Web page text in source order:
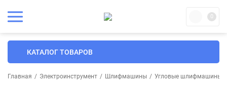
0
КАТАЛОГ ТОВАРОВ
Главная / Электроинструмент / Шлифмашины / Угловые шлифмашины